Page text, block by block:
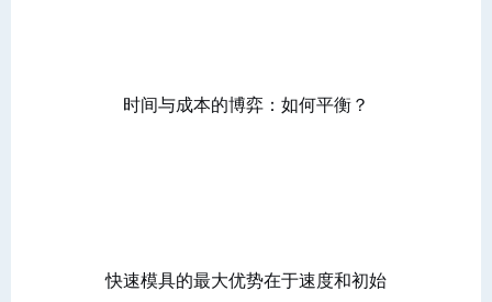
时间与成本的博弈：如何平衡？
快速模具的最大优势在于速度和初始